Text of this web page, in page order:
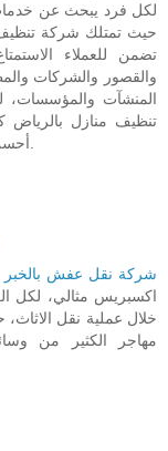
لكل فرد يبحث عن
حيث تمتلك شركة تنظيف
تضمن للعملاء
والقصور والشركات
المنشآت والمؤسسات،
تنظيف منازل بالرياض
أحسن خدمة تنظيف شامل بالرياض والسعودية.
شركة نقل عفش بالخبر
اكسبريس مثالي، لكل
خلال عملية نقل
مهاجر الكثير من